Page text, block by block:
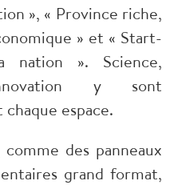
», « Province riche,
» et « Start-
nation ». Science,
y sont
espace.
des panneaux
grand format,